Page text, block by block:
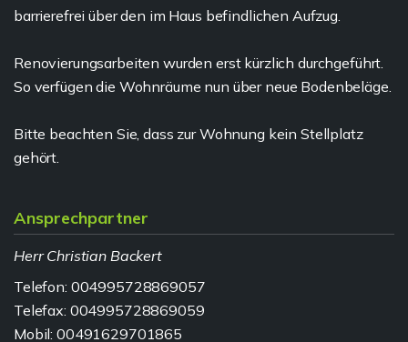
barrierefrei über den im Haus befindlichen Aufzug.
Renovierungsarbeiten wurden erst kürzlich durchgeführt.
So verfügen die Wohnräume nun über neue Bodenbeläge.
Bitte beachten Sie, dass zur Wohnung kein Stellplatz
gehört.
Ansprechpartner
Herr Christian Backert
Telefon: 004995728869057
Telefax: 004995728869059
Mobil: 00491629701865